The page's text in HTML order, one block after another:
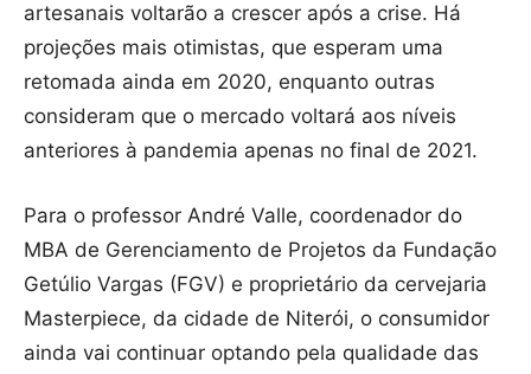
artesanais voltarão a crescer após a crise. Há
projeções mais otimistas, que esperam uma
retomada ainda em 2020, enquanto outras
consideram que o mercado voltará aos níveis
anteriores à pandemia apenas no final de 2021.
Para o professor André Valle, coordenador do
MBA de Gerenciamento de Projetos da Fundação
Getúlio Vargas (FGV) e proprietário da cervejaria
Masterpiece, da cidade de Niterói, o consumidor
ainda vai continuar optando pela qualidade das